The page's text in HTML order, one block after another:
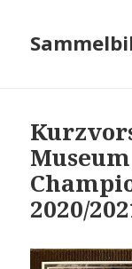
2020/